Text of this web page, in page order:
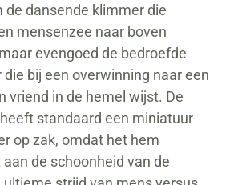
de dansende klimmer die
mensenzee naar boven
evengoed de bedroefde
die bij een overwinning naar een
vriend in de hemel wijst. De
standaard een miniatuur
op zak, omdat het hem
de schoonheid van de